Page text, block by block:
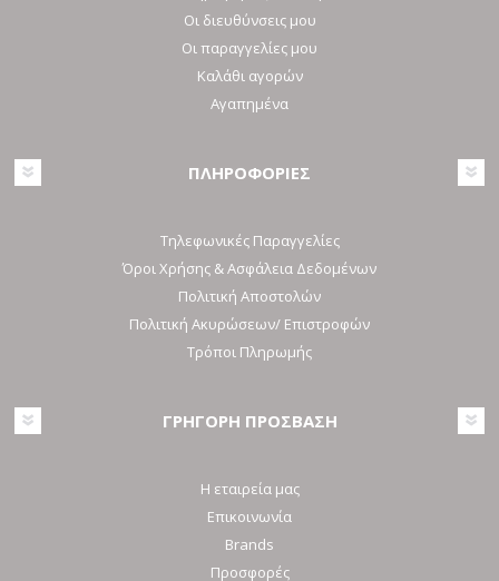
Οι διευθύνσεις μου
Οι παραγγελίες μου
Καλάθι αγορών
Αγαπημένα
ΠΛΗΡΟΦΟΡΙΕΣ
Τηλεφωνικές Παραγγελίες
Όροι Χρήσης & Ασφάλεια Δεδομένων
Πολιτική Αποστολών
Πολιτική Ακυρώσεων/ Επιστροφών
Τρόποι Πληρωμής
ΓΡΗΓΟΡΗ ΠΡΟΣΒΑΣΗ
Η εταιρεία μας
Επικοινωνία
Brands
Προσφορές